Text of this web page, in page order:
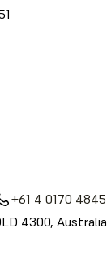
+61 4 0170 4845
4300, Australia